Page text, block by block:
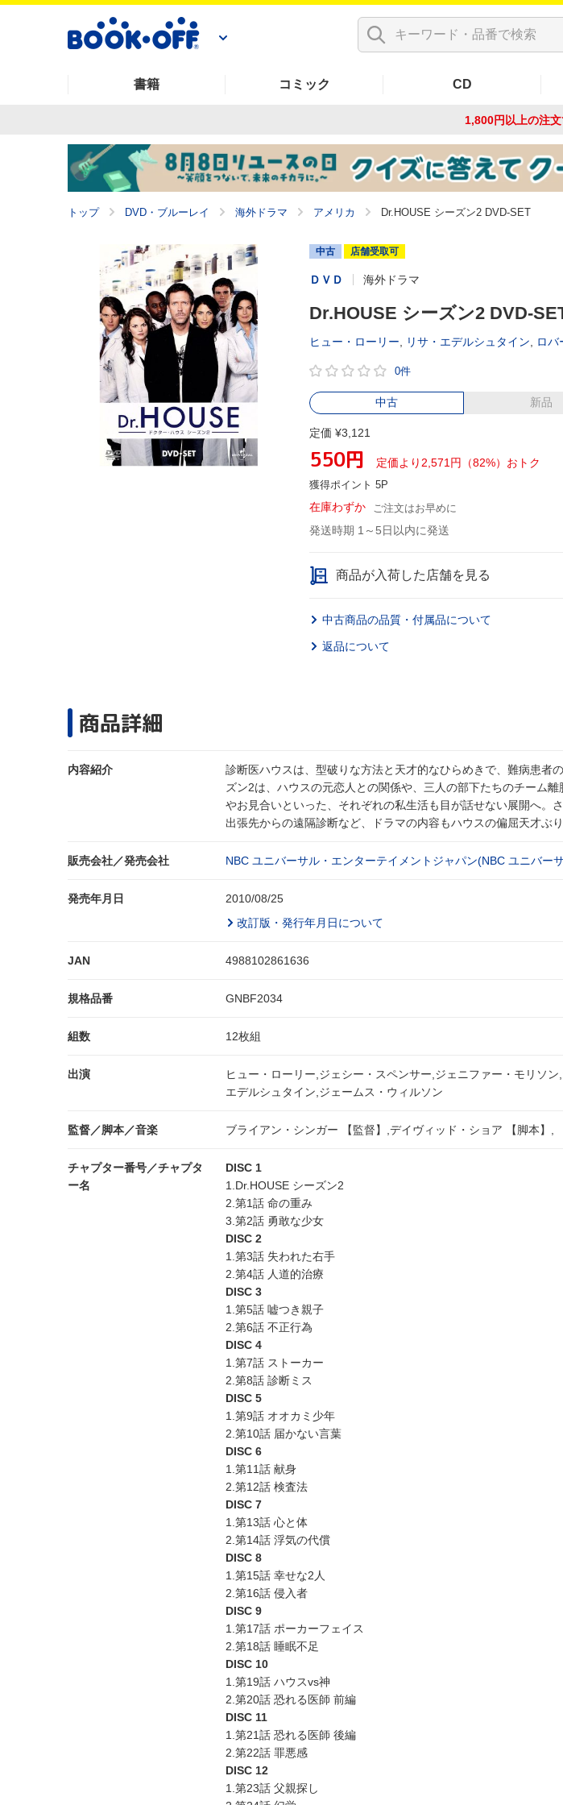
書籍 コミック CD
1,800円以上の注
トップ DVD・ブルーレイ 海外ドラマ アメリカ Dr.HOUSE シーズン2 DVD-SET
中古 店舗受取可
ＤＶＤ 海外ドラマ
Dr.HOUSE シーズン2 DVD-
ヒュー・ローリー リサ・エデルシュタイン ロバ
0件
中古 新品
定価 ¥3,121
550円 定価より2,571円（82%）おトク
獲得ポイント 5P
在庫わずか ご注文はお早めに
発送時期 1～5日以内に発送
商品が入荷した店舗を見る
中古商品の品質・付属品について
返品について
商品詳細
内容紹介
診断医ハウスは、型破りな方法と天才的なひらめきで、難病患者
ズン2は、ハウスの元恋人との関係や、三人の部下たちのチーム
やお見合いといった、それぞれの私生活も目が話せない展開へ。
出張先からの遠隔診断など、ドラマの内容もハウスの偏屈天才ぶ
販売会社／発売会社 NBC ユニバーサル・エンターテイメントジャパン(NBC ユニバー
発売年月日
2010/08/25
改訂版・発行年月日について
JAN 4988102861636
規格品番 GNBF2034
組数 12枚組
出演
ヒュー・ローリー,ジェシー・スペンサー,ジェニファー・モリソ
エデルシュタイン,ジェームス・ウィルソン
監督／脚本／音楽 ブライアン・シンガー 【監督】,デイヴィッド・ショア 【脚本】,
チャプター番号／チャプタ
ー名
DISC 1
1.Dr.HOUSE シーズン2
2.第1話 命の重み
3.第2話 勇敢な少女
DISC 2
1.第3話 失われた右手
2.第4話 人道的治療
DISC 3
1.第5話 嘘つき親子
2.第6話 不正行為
DISC 4
1.第7話 ストーカー
2.第8話 診断ミス
DISC 5
1.第9話 オオカミ少年
2.第10話 届かない言葉
DISC 6
1.第11話 献身
2.第12話 検査法
DISC 7
1.第13話 心と体
2.第14話 浮気の代償
DISC 8
1.第15話 幸せな2人
2.第16話 侵入者
DISC 9
1.第17話 ポーカーフェイス
2.第18話 睡眠不足
DISC 10
1.第19話 ハウスvs神
2.第20話 恐れる医師 前編
DISC 11
1.第21話 恐れる医師 後編
2.第22話 罪悪感
DISC 12
1.第23話 父親探し